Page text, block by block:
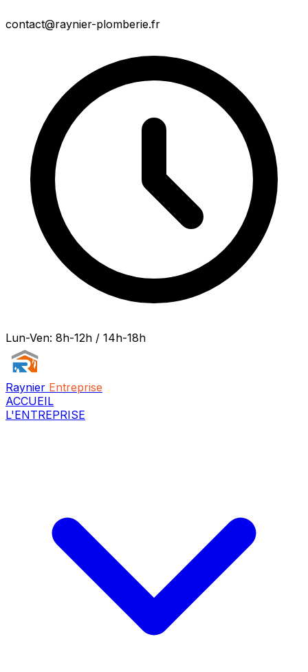
contact@raynier-plomberie.fr
Lun-Ven: 8h-12h / 14h-18h
Raynier Entreprise
ACCUEIL
L'ENTREPRISE